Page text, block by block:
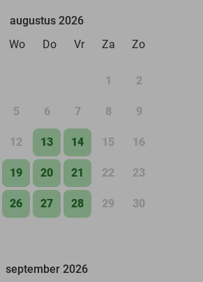
augustus 2026
Wo Do Vr Za Zo
1 2
5 6 7 8 9
12 13 14 15 16
19 20 21 22 23
26 27 28 29 30
september 2026